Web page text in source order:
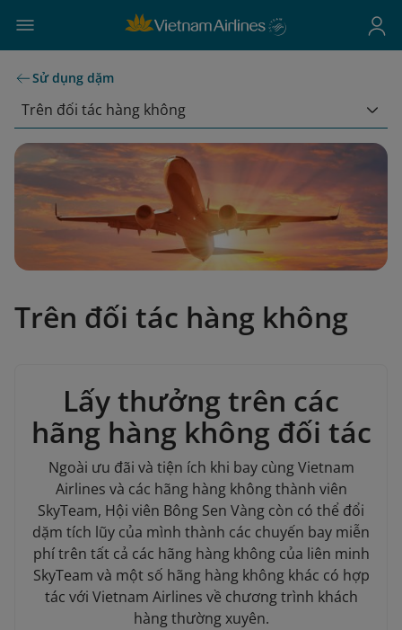
Sử dụng dặm
Trên đối tác hàng không
Trên đối tác hàng không
Lấy thưởng trên các
hãng hàng không đối tác
Ngoài ưu đãi và tiện ích khi bay cùng Vietnam
Airlines và các hãng hàng không thành viên
SkyTeam, Hội viên Bông Sen Vàng còn có thể đổi
dặm tích lũy của mình thành các chuyến bay miễn
phí trên tất cả các hãng hàng không của liên minh
SkyTeam và một số hãng hàng không khác có hợp
tác với Vietnam Airlines về chương trình khách
hàng thường xuyên.